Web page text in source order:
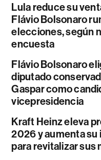
Lula reduce su
Flávio Bolsonaro
elecciones, según
encuesta
Flávio Bolsonaro
diputado
Gaspar como
vicepresidencia
Kraft Heinz eleva
2026 y aumenta su
para revitalizar sus